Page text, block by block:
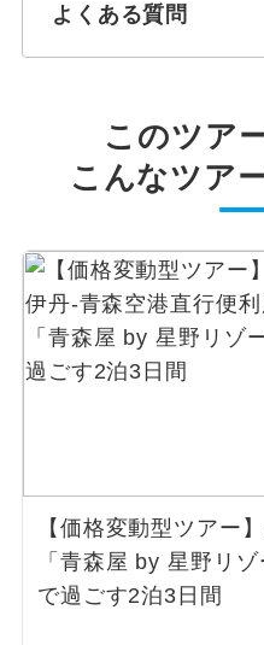
よくある質問
このツア
こんなツア
【価格変動型ツアー】
「青森屋 by 星野リゾ
で過ごす2泊3日間